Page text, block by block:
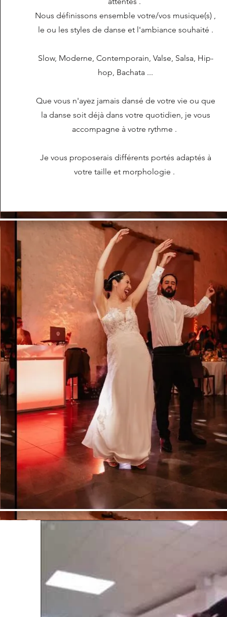
Nous définissons ensemble votre/vos musique(s) ,
le ou les styles de danse et l'ambiance souhaité .
Slow, Moderne, Contemporain, Valse, Salsa, Hip-
hop, Bachata ...
Que vous n'ayez jamais dansé de votre vie ou que
la danse soit déjà dans votre quotidien, je vous
accompagne à votre rythme .
Je vous proposerais différents portés adaptés à
votre taille et morphologie .